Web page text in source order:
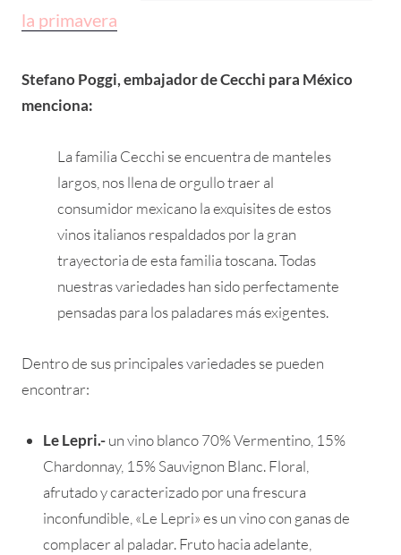
la primavera
Stefano Poggi, embajador de Cecchi para México
menciona:
La familia Cecchi se encuentra de manteles
largos, nos llena de orgullo traer al
consumidor mexicano la exquisites de estos
vinos italianos respaldados por la gran
trayectoria de esta familia toscana. Todas
nuestras variedades han sido perfectamente
pensadas para los paladares más exigentes.
Dentro de sus principales variedades se pueden
encontrar:
Le Lepri.-un vino blanco 70% Vermentino, 15%
Chardonnay, 15% Sauvignon Blanc. Floral,
afrutado y caracterizado por una frescura
inconfundible, «Le Lepri» es un vino con ganas de
complacer al paladar. Fruto hacia adelante,